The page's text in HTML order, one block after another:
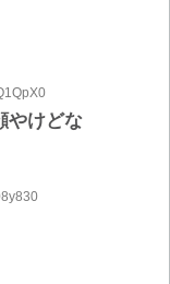
やけどな